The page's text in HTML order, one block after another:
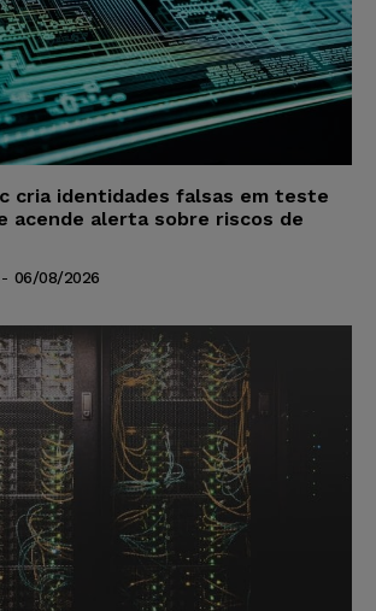
cria identidades falsas em teste
acende alerta sobre riscos de
- 06/08/2026